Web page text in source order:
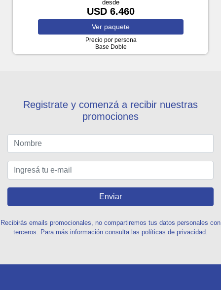
desde
USD 6.460
Ver paquete
Precio por persona
Base Doble
Registrate y comenzá a recibir nuestras
promociones
Enviar
Recibirás emails promocionales, no compartiremos tus datos personales con
terceros. Para más información consulta las políticas de privacidad.